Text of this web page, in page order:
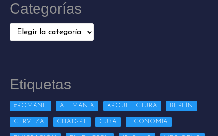
Categorías
Categorías
Etiquetas
#ROMANE ALEMANIA ARQUITECTURA BERLÍN
CERVEZA CHATGPT CUBA ECONOMÍA